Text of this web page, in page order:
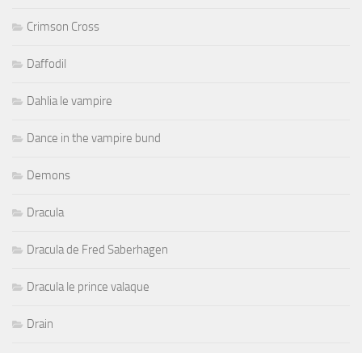
Crimson Cross
Daffodil
Dahlia le vampire
Dance in the vampire bund
Demons
Dracula
Dracula de Fred Saberhagen
Dracula le prince valaque
Drain